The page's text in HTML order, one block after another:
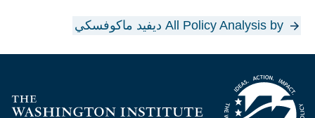
All Policy Analysis by ديفيد ماكوفسكي